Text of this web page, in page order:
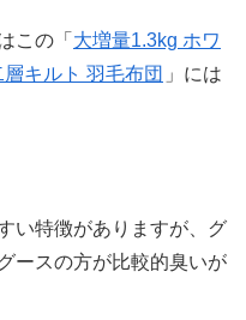
この「 大増量1.3kg ホワ
キルト 羽毛布団 」には
い特徴がありますが、グ
ースの方が比較的臭いが